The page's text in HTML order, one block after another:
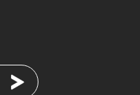
Подписаться